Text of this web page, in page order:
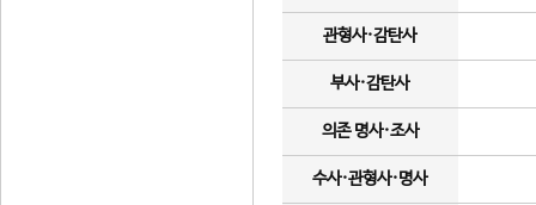
관형사·감탄사
부사·감탄사
의존 명사·조사
수사·관형사·명사